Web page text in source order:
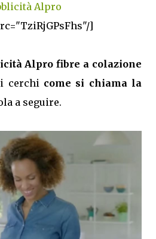
Alpro
]
Alpro fibre a colazione
cerchi come si chiama la
a seguire.